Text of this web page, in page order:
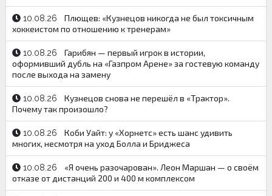
10.08.26
Плющев: «Кузнецов никогда не был токсичным
хоккеистом по отношению к тренерам»
10.08.26
Гарибян — первый игрок в истории,
оформивший дубль на «Газпром Арене» за гостевую команду
после выхода на замену
10.08.26
Кузнецов снова не перешёл в «Трактор».
Почему так произошло?
10.08.26
Коби Уайт: у «Хорнетс» есть шанс удивить
многих, несмотря на уход Болла и Бриджеса
10.08.26
«Я очень разочарован». Леон Маршан — о своём
отказе от дистанций 200 и 400 м комплексом